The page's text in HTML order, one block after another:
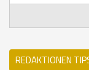
REDAKTIONEN